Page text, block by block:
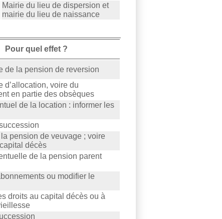
Mairie du lieu de dispersion et
mairie du lieu de naissance
Pour quel effet ?
de la pension de reversion
d’allocation, voire du
en partie des obsèques
de la location : informer les
pension de veuvage ; voire
décès
de la pension parent
ou modifier le
droits au capital décès ou à